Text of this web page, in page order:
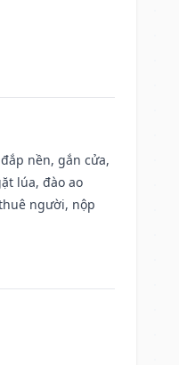
nền, gắn cửa,
lúa, đào ao
người, nộp